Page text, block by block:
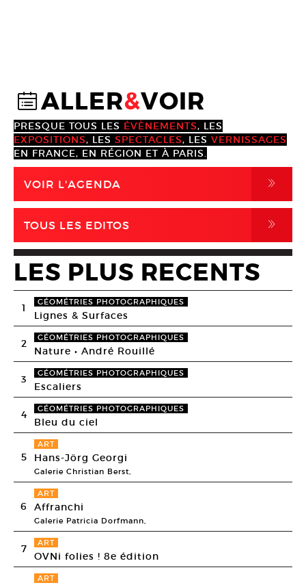
@ALLER&VOIR
PRESQUE TOUS LES ÉVÈNEMENTS, LES
EXPOSITIONS, LES SPECTACLES, LES VERNISSAGES
EN FRANCE, EN RÉGION ET À PARIS.
VOIR L'AGENDA ,
TOUS LES EDITOS ,
LES PLUS RECENTS
1 GÉOMÉTRIES PHOTOGRAPHIQUES
Lignes & Surfaces
2 GÉOMÉTRIES PHOTOGRAPHIQUES
Nature • André Rouillé
3 GÉOMÉTRIES PHOTOGRAPHIQUES
Escaliers
4 GÉOMÉTRIES PHOTOGRAPHIQUES
Bleu du ciel
5
ART
Hans-Jörg Georgi
Galerie Christian Berst,
6
ART
Affranchi
Galerie Patricia Dorfmann,
7 ART
OVNi folies ! 8e édition
ART